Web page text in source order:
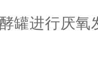
进行厌氧